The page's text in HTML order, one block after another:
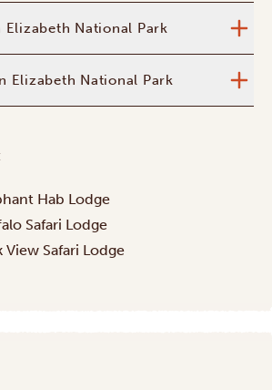
Elizabeth National Park
Elizabeth National Park
Hab Lodge
Safari Lodge
View Safari Lodge